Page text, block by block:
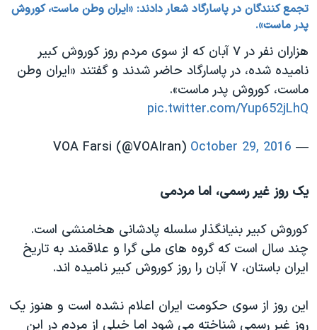
تجمع کنندگان در پاسارگاد شعار دادند: «ایران وطن ماست، کوروش
پدر ماست».
هزاران نفر در ۷ آبان که از سوی مردم روز کوروش کبیر
نامیده شده، در پاسارگاد حاضر شدند و گفتند «ایران وطن
ماست، کوروش پدر ماست».
pic.twitter.com/Yup652jLhQ
— VOA Farsi (@VOAIran)
October 29, 2016
یک روز غیر رسمی، اما مردمی
کوروش کبیر بنیانگذار سلسله پادشانی هخامنشی است.
چند سال است که گروه های ملی گرا و علاقمند به تاریخ
ایران باستان، ۷ آبان را روز کوروش کبیر نامیده اند.
این روز از سوی حکومت ایران اعلام نشده است و هنوز یک
روز غیر رسمی شناخته می شود اما خیلی از مردم در این